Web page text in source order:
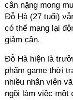
cân nặng mong
Đỗ Hà (27 tuổi)
có thể mang lại
giảm cân.
Đỗ Hà hiện là
phẩm game thời
nhiều nhân viên
ngồi làm việc một